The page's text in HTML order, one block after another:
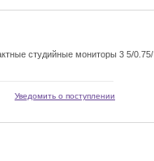
студийные мониторы 3 5/0.75/
Уведомить о поступлении